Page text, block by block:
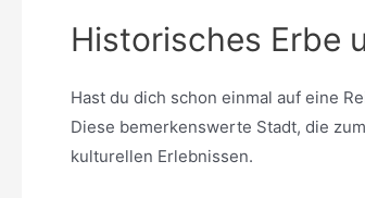
Historisches Erbe
Hast du dich schon einmal auf eine
Diese bemerkenswerte Stadt, die
kulturellen Erlebnissen.